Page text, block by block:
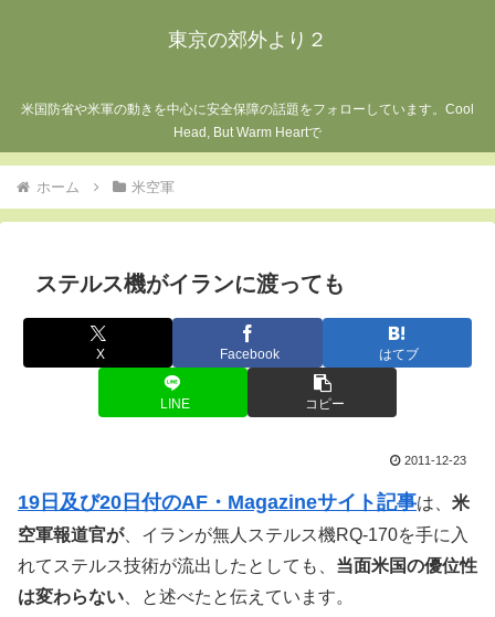
東京の郊外より２
米国防省や米軍の動きを中心に安全保障の話題をフォローしています。Cool
Head, But Warm Heartで
ホーム 米空軍
ステルス機がイランに渡っても
X Facebook はてブ
LINE コピー
2011-12-23
19日及び20日付のAF・Magazineサイト記事は、 米
空軍報道官が、イランが無人ステルス機RQ-170を手に入
れてステルス技術が流出したとしても、 当面米国の優位性
は変わらない 、と述べたと伝えています。